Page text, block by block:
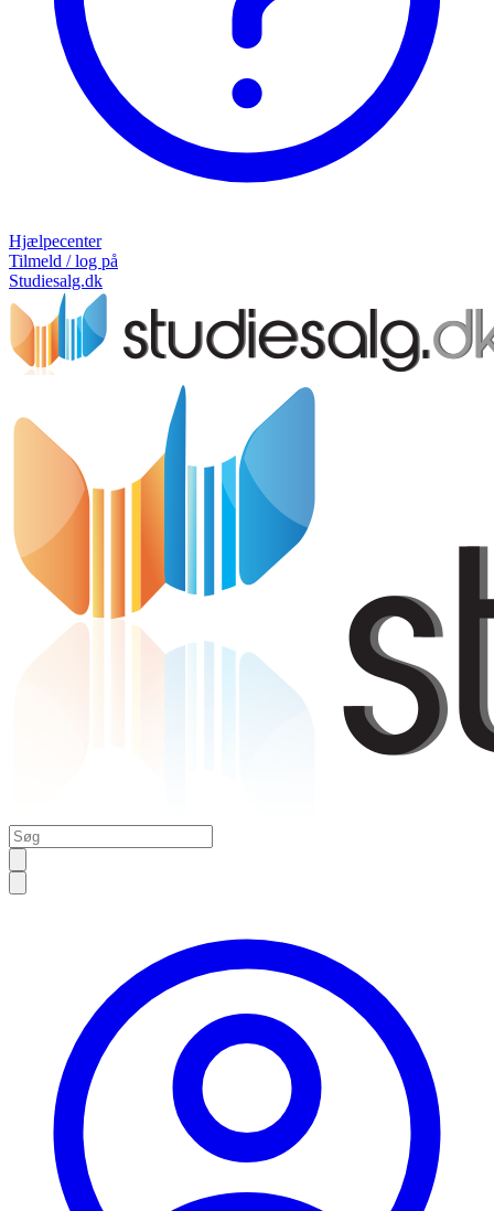
Hjælpecenter
Tilmeld / log på
Studiesalg.dk